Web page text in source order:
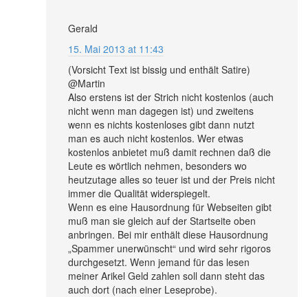
Gerald
15. Mai 2013 at 11:43
(Vorsicht Text ist bissig und enthält Satire)
@Martin
Also erstens ist der Strich nicht kostenlos (auch
nicht wenn man dagegen ist) und zweitens
wenn es nichts kostenloses gibt dann nutzt
man es auch nicht kostenlos. Wer etwas
kostenlos anbietet muß damit rechnen daß die
Leute es wörtlich nehmen, besonders wo
heutzutage alles so teuer ist und der Preis nicht
immer die Qualität widerspiegelt.
Wenn es eine Hausordnung für Webseiten gibt
muß man sie gleich auf der Startseite oben
anbringen. Bei mir enthält diese Hausordnung
„Spammer unerwünscht“ und wird sehr rigoros
durchgesetzt. Wenn jemand für das lesen
meiner Arikel Geld zahlen soll dann steht das
auch dort (nach einer Leseprobe).